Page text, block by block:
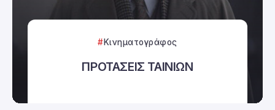
Κινηματογράφος
ΠΡΟΤΑΣΕΙΣ ΤΑΙΝΙΩΝ